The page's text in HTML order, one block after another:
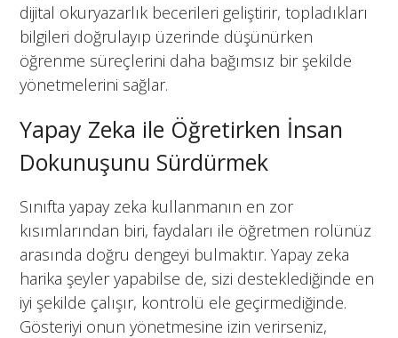
dijital okuryazarlık becerileri geliştirir, topladıkları
bilgileri doğrulayıp üzerinde düşünürken
öğrenme süreçlerini daha bağımsız bir şekilde
yönetmelerini sağlar.
Yapay Zeka ile Öğretirken İnsan
Dokunuşunu Sürdürmek
Sınıfta yapay zeka kullanmanın en zor
kısımlarından biri, faydaları ile öğretmen rolünüz
arasında doğru dengeyi bulmaktır. Yapay zeka
harika şeyler yapabilse de, sizi desteklediğinde en
iyi şekilde çalışır, kontrolü ele geçirmediğinde.
Gösteriyi onun yönetmesine izin verirseniz,